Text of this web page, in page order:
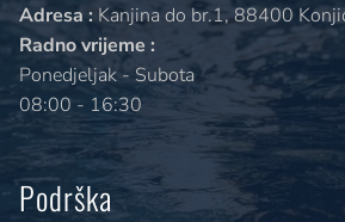
Adresa : Kanjina do br.1, 88400
Radno vrijeme :
Ponedjeljak - Subota
08:00 - 16:30
Podrška